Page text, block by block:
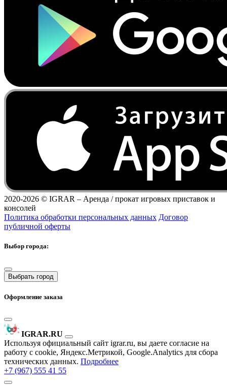
2020-2026 © IGRAR – Аренда / прокат игровых приставок и
консолей
Политика обработки персональных данных Договор
публичной оферты
Выбор города:
Выбрать город
Оформление заказа
IGRAR.RU
Используя официальный сайт igrar.ru, вы даете согласие на
работу с cookie, Яндекс.Метрикой, Google.Analytics для сбора
технических данных. Подробнее
+7 (967) 555 41 55